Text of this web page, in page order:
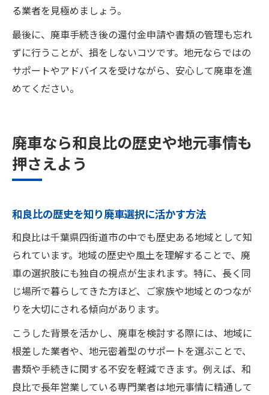
る業者を見極めましょう。
最後に、廃車手続き後の還付金申請や書類の管理も忘れ
ずに行うことが、損をしないコツです。地元ならではの
サポートやアドバイスを受けながら、安心して廃車を進
めてください。
廃車なら和良比の歴史や地元事情も
押さえよう
和良比の歴史を知り廃車選択に活かす方法
和良比は千葉県四街道市の中でも歴史ある地域として知
られています。地域の歴史や風土を理解することで、廃
車の選択肢にも独自の視点が生まれます。特に、長く同
じ場所で暮らしてきた方ほど、ご家族や地域とのつなが
りを大切にされる傾向があります。
こうした背景を活かし、廃車を検討する際には、地域に
根差した業者や、地元密着型のサポートを選ぶことで、
書類や手続きに関する不安を軽減できます。例えば、和
良比で長年営業している専門業者は地元事情に精通して